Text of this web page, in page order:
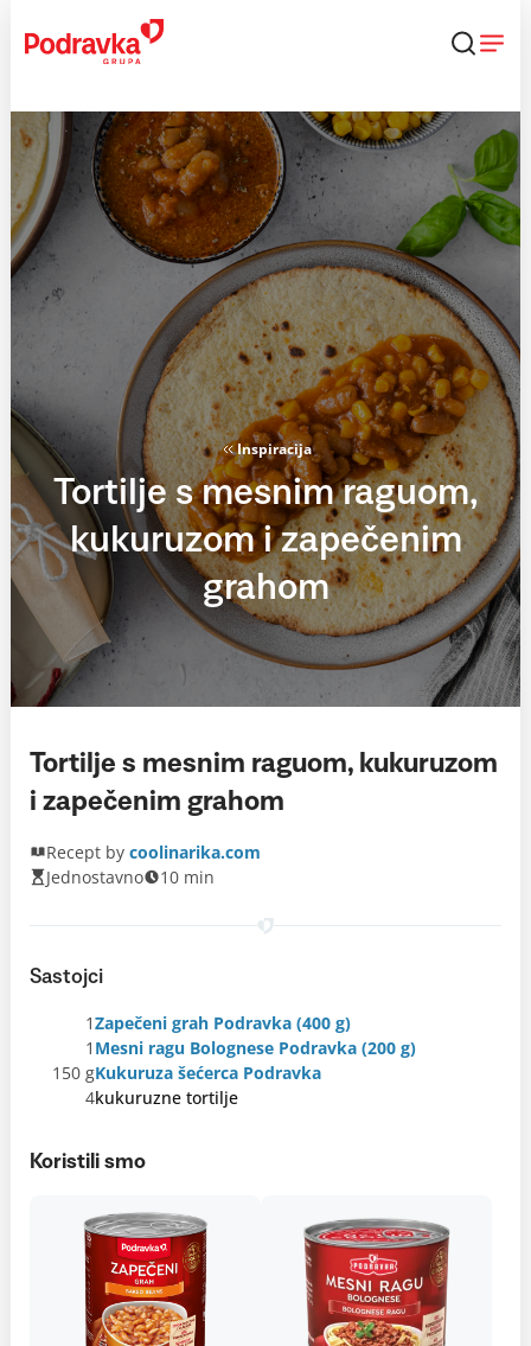
content
Inspiracija
Tortilje s mesnim raguom,
kukuruzom i zapečenim
grahom
Tortilje s mesnim raguom, kukuruzom
i zapečenim grahom
Recept by coolinarika.com
Jednostavno
10 min
Sastojci
1Zapečeni grah Podravka (400 g)
1 Mesni ragu Bolognese Podravka (200 g)
150 gKukuruza šećerca Podravka
4kukuruzne tortilje
Koristili smo